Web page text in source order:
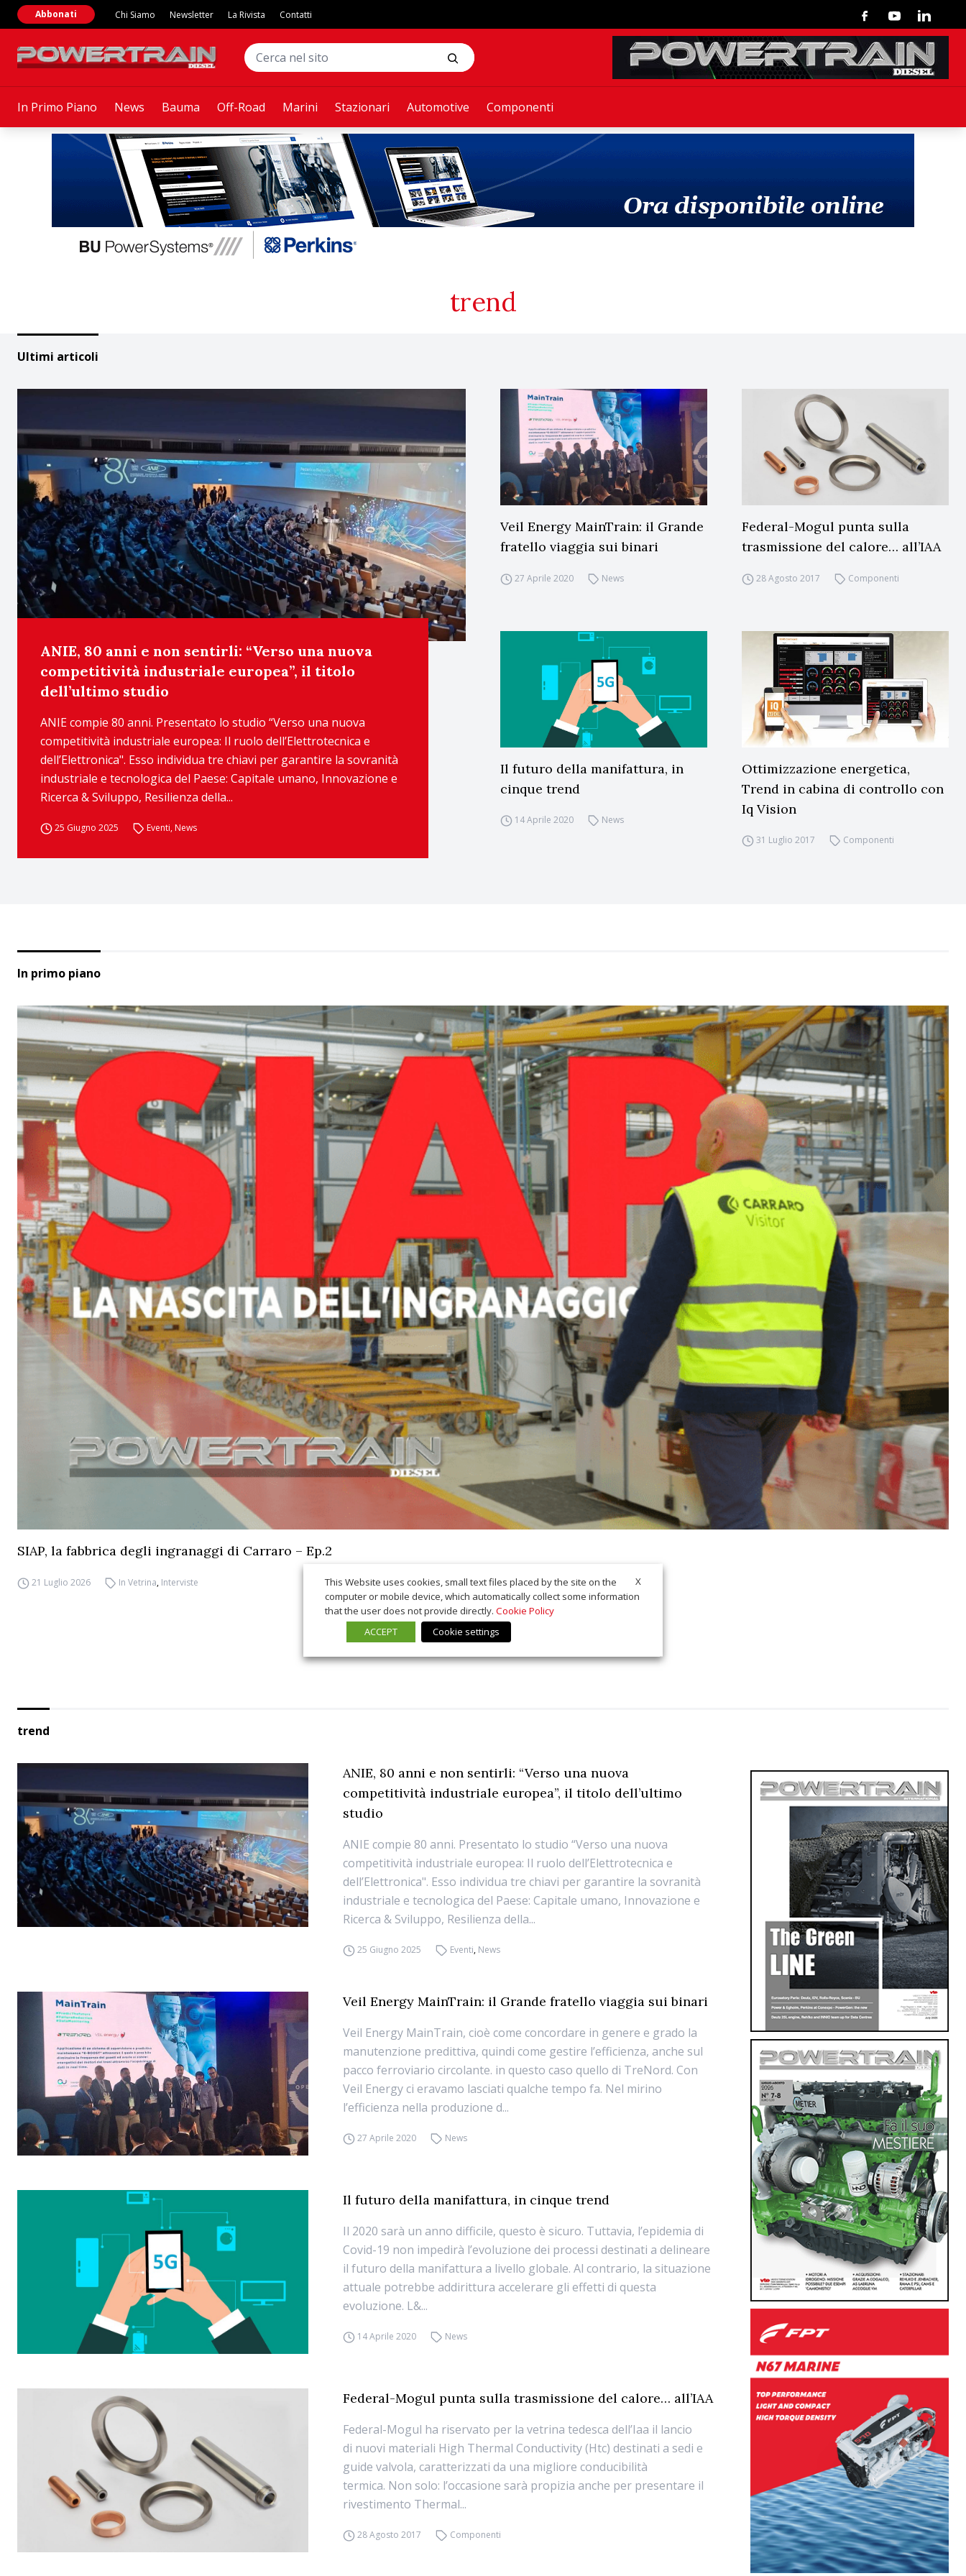
In Primo Piano News Bauma Off-Road Marini Stazionari Automotive Componenti
Abbonati Chi Siamo Newsletter La Rivista Contatti FacebookYoutubeLinkedin
trend
Ultimi articoli
ANIE, 80 anni e non sentirli: “Verso una nuova
competitività industriale europea”, il titolo
dell’ultimo studio
ANIE compie 80 anni. Presentato lo studio “Verso una nuova
competitività industriale europea: Il ruolo dell’Elettrotecnica e
dell’Elettronica". Esso individua tre chiavi per garantire la sovranità
industriale e tecnologica del Paese: Capitale umano, Innovazione e
Ricerca & Sviluppo, Resilienza della...
25 Giugno 2025 Eventi, News
Veil Energy MainTrain: il Grande
fratello viaggia sui binari
27 Aprile 2020 News
Il futuro della manifattura, in
cinque trend
14 Aprile 2020 News
Federal-Mogul punta sulla
trasmissione del calore… all’IAA
28 Agosto 2017 Componenti
Ottimizzazione energetica,
Trend in cabina di controllo con
Iq Vision
31 Luglio 2017 Componenti
In primo piano
SIAP, la fabbrica degli ingranaggi di Carraro – Ep.2
21 Luglio 2026 In Vetrina, Interviste
trend
ANIE, 80 anni e non sentirli: “Verso una nuova
competitività industriale europea”, il titolo dell’ultimo
studio
ANIE compie 80 anni. Presentato lo studio “Verso una nuova
competitività industriale europea: Il ruolo dell’Elettrotecnica e
dell’Elettronica". Esso individua tre chiavi per garantire la sovranità
industriale e tecnologica del Paese: Capitale umano, Innovazione e
Ricerca & Sviluppo, Resilienza della...
25 Giugno 2025 Eventi, News
Veil Energy MainTrain: il Grande fratello viaggia sui binari
Veil Energy MainTrain, cioè come concordare in genere e grado la
manutenzione predittiva, quindi come gestire l’efficienza, anche sul
pacco ferroviario circolante. in questo caso quello di TreNord. Con
Veil Energy ci eravamo lasciati qualche tempo fa. Nel mirino
l’efficienza nella produzione d...
27 Aprile 2020 News
Il futuro della manifattura, in cinque trend
Il 2020 sarà un anno difficile, questo è sicuro. Tuttavia, l’epidemia di
Covid-19 non impedirà l’evoluzione dei processi destinati a delineare
il futuro della manifattura a livello globale. Al contrario, la situazione
attuale potrebbe addirittura accelerare gli effetti di questa
evoluzione. L&...
14 Aprile 2020 News
Federal-Mogul punta sulla trasmissione del calore… all’IAA
Federal-Mogul ha riservato per la vetrina tedesca dell’Iaa il lancio
di nuovi materiali High Thermal Conductivity (Htc) destinati a sedi e
guide valvola, caratterizzati da una migliore conducibilità
termica. Non solo: l’occasione sarà propizia anche per presentare il
rivestimento Thermal...
28 Agosto 2017 Componenti
X
This Website uses cookies, small text files placed by the site on the
computer or mobile device, which automatically collect some information
that the user does not provide directly. Cookie Policy
ACCEPT
Cookie settings